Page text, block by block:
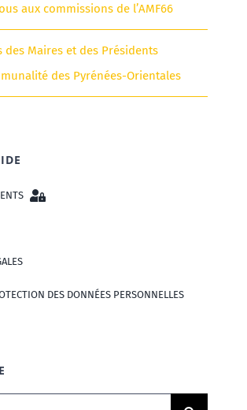
aux commissions de l’AMF66
des Maires et des Présidents
des Pyrénées-Orientales
DES DONNÉES PERSONNELLES